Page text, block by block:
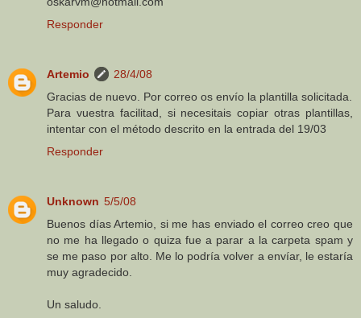
Responder
Artemio
28/4/08
Gracias de nuevo. Por correo os envío la plantilla solicitada.
Para vuestra facilitad, si necesitais copiar otras plantillas,
intentar con el método descrito en la entrada del 19/03
Responder
Unknown 5/5/08
Buenos días Artemio, si me has enviado el correo creo que
no me ha llegado o quiza fue a parar a la carpeta spam y
se me paso por alto. Me lo podría volver a envíar, le estaría
muy agradecido.
Un saludo.